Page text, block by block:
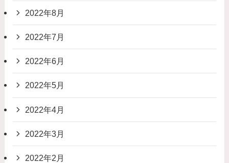
2022年8月
2022年7月
2022年6月
2022年5月
2022年4月
2022年3月
2022年2月